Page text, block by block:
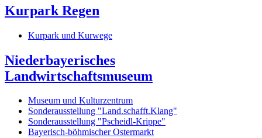
Kurpark Regen
Kurpark und Kurwege
Niederbayerisches
Landwirtschaftsmuseum
Museum und Kulturzentrum
Sonderausstellung "Land.schafft.Klang"
Sonderausstellung "Pscheidl-Krippe"
Bayerisch-böhmischer Ostermarkt